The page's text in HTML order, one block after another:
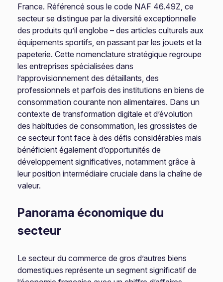
France. Référencé sous le code NAF 46.49Z, ce
secteur se distingue par la diversité exceptionnelle
des produits qu’il englobe – des articles culturels aux
équipements sportifs, en passant par les jouets et la
papeterie. Cette nomenclature stratégique regroupe
les entreprises spécialisées dans
l’approvisionnement des détaillants, des
professionnels et parfois des institutions en biens de
consommation courante non alimentaires. Dans un
contexte de transformation digitale et d’évolution
des habitudes de consommation, les grossistes de
ce secteur font face à des défis considérables mais
bénéficient également d’opportunités de
développement significatives, notamment grâce à
leur position intermédiaire cruciale dans la chaîne de
valeur.
Panorama économique du
secteur
Le secteur du commerce de gros d’autres biens
domestiques représente un segment significatif de